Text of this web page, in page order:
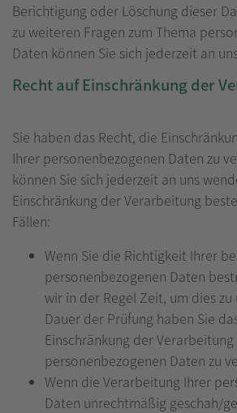
Berichtigung oder Löschung dieser
zu weiteren Fragen zum Thema
Daten können Sie sich jederzeit an
Recht auf Einschränkung der
Sie haben das Recht, die
Ihrer personenbezogenen Daten zu
können Sie sich jederzeit an uns
Einschränkung der Verarbeitung
Fällen:
Wenn Sie die Richtigkeit Ihrer
personenbezogenen Daten
wir in der Regel Zeit, um dies
Dauer der Prüfung haben Sie
Einschränkung der
personenbezogenen Daten zu
Wenn die Verarbeitung Ihrer
Daten unrechtmäßig geschah/